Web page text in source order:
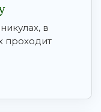
в
проходит